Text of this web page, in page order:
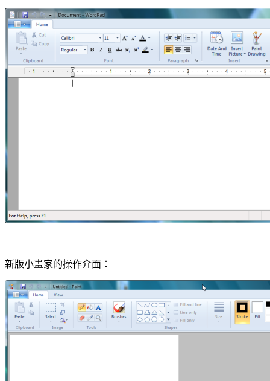
新版小畫家的操作介面：